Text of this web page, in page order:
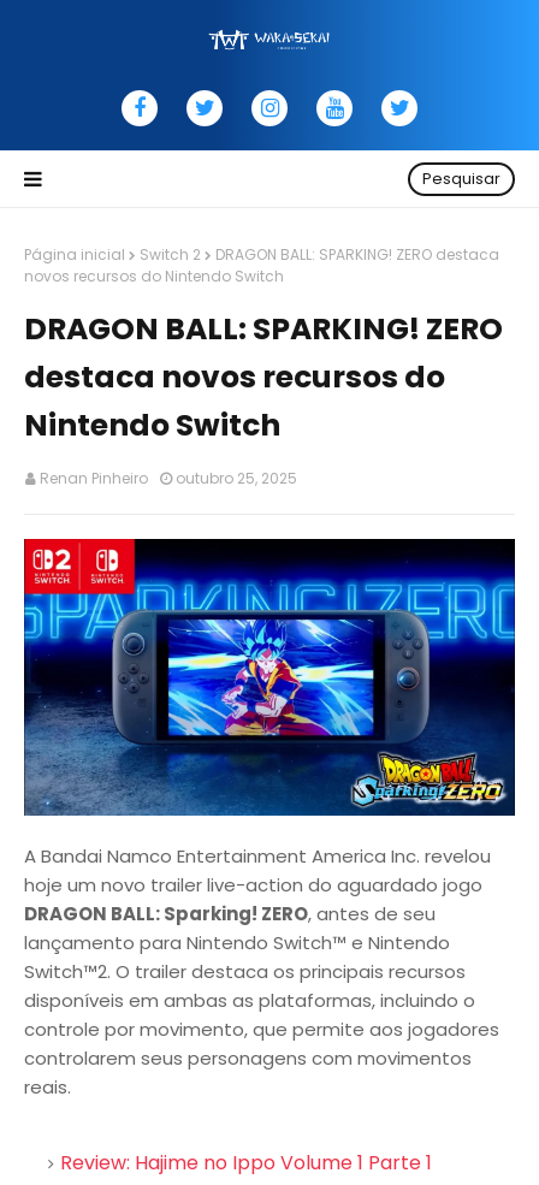
Pesquisar
Página inicial Switch 2
DRAGON BALL: SPARKING! ZERO destaca
novos recursos do Nintendo Switch
DRAGON BALL: SPARKING! ZERO
destaca novos recursos do
Nintendo Switch
Renan Pinheiro outubro 25, 2025
A Bandai Namco Entertainment America Inc. revelou
hoje um novo trailer live-action do aguardado jogo
DRAGON BALL: Sparking! ZERO, antes de seu
lançamento para Nintendo Switch™ e Nintendo
Switch™2. O trailer destaca os principais recursos
disponíveis em ambas as plataformas, incluindo o
controle por movimento, que permite aos jogadores
controlarem seus personagens com movimentos
reais.
Review: Hajime no Ippo Volume 1 Parte 1